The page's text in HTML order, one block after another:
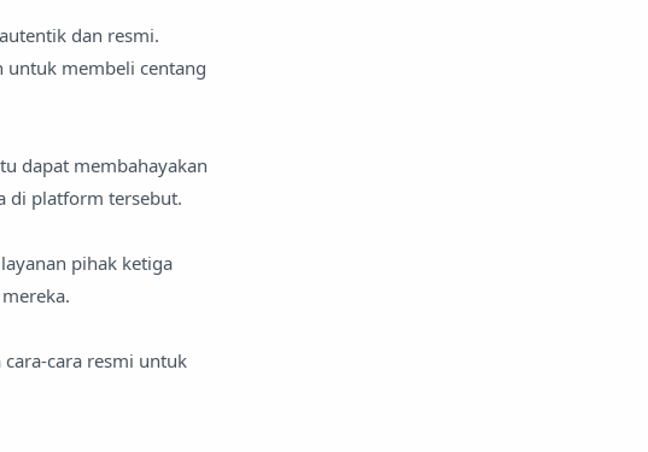
dan resmi.
untuk membeli centang
dapat membahayakan
di platform tersebut.
pihak ketiga
cara resmi untuk